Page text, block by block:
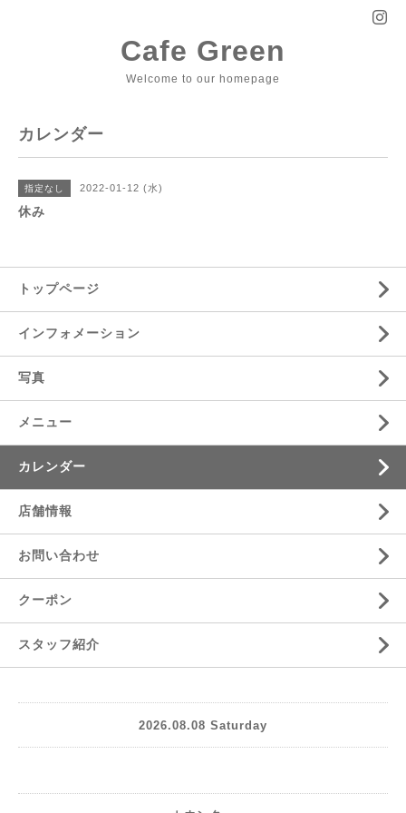
Cafe Green
Welcome to our homepage
カレンダー
指定なし 2022-01-12 (水)
休み
トップページ
インフォメーション
写真
メニュー
カレンダー
店舗情報
お問い合わせ
クーポン
スタッフ紹介
2026.08.08 Saturday